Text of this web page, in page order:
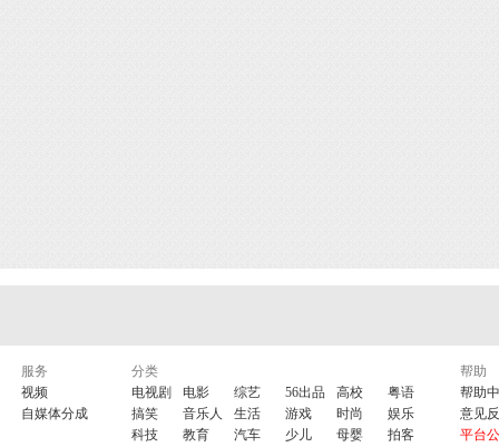
服务
视频
自媒体分成
分类
电视剧
电影 综艺 56出品 高校
粤语
搞笑
音乐人 生活 游戏 时尚
娱乐
科技
教育 汽车 少儿 母婴 拍客
帮助
帮助
意见
平台